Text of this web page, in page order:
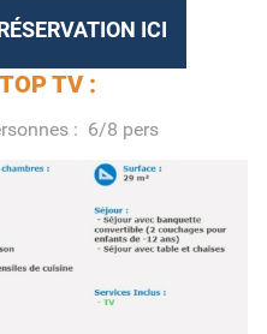
ICI
TV :
: 6/8 pers